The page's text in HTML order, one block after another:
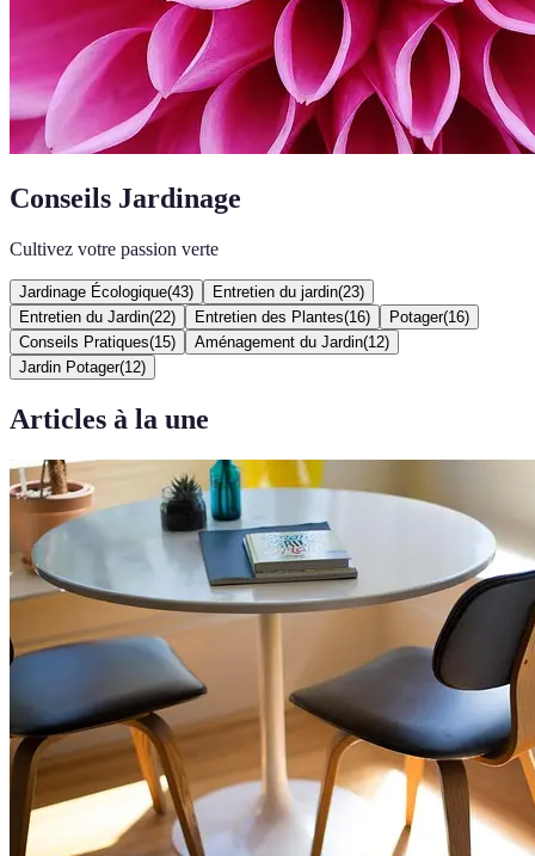
Conseils Jardinage
Cultivez votre passion verte
Jardinage Écologique(43) Entretien du jardin(23)
Entretien du Jardin(22) Entretien des Plantes(16) Potager(16)
Conseils Pratiques(15) Aménagement du Jardin(12)
Jardin Potager(12)
Articles à la une